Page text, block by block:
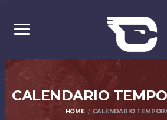
CALENDARIO
HOME CALENDARIO